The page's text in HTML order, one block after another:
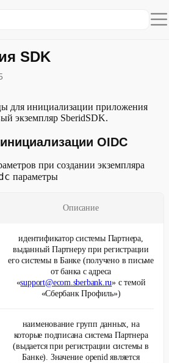
OIDC
SberidSDK
SberidSDK
SDK
для инициализации приложения
экземпляр SberidSDK.
OIDC
при создании экземпляра
параметры
Описание
идентификатор системы Партнера,
выданный Партнеру при регистрации
его системы в Банке (получено в письме
от банка с адреса
«support@ecom.sberbank.ru» с темой
«Сбербанк Профиль»)
наименование групп данных, на
которые подписана система Партнера
(выдается при регистрации системы в
Банке). Значение openid является